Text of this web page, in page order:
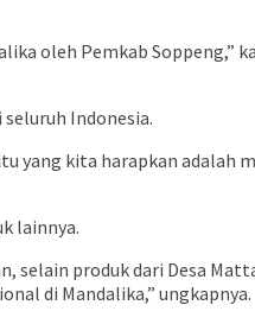
oleh Pemkab Soppeng,”
Indonesia.
yang kita harapkan adalah
lainnya.
selain produk dari Desa
di Mandalika,” ungkapnya.